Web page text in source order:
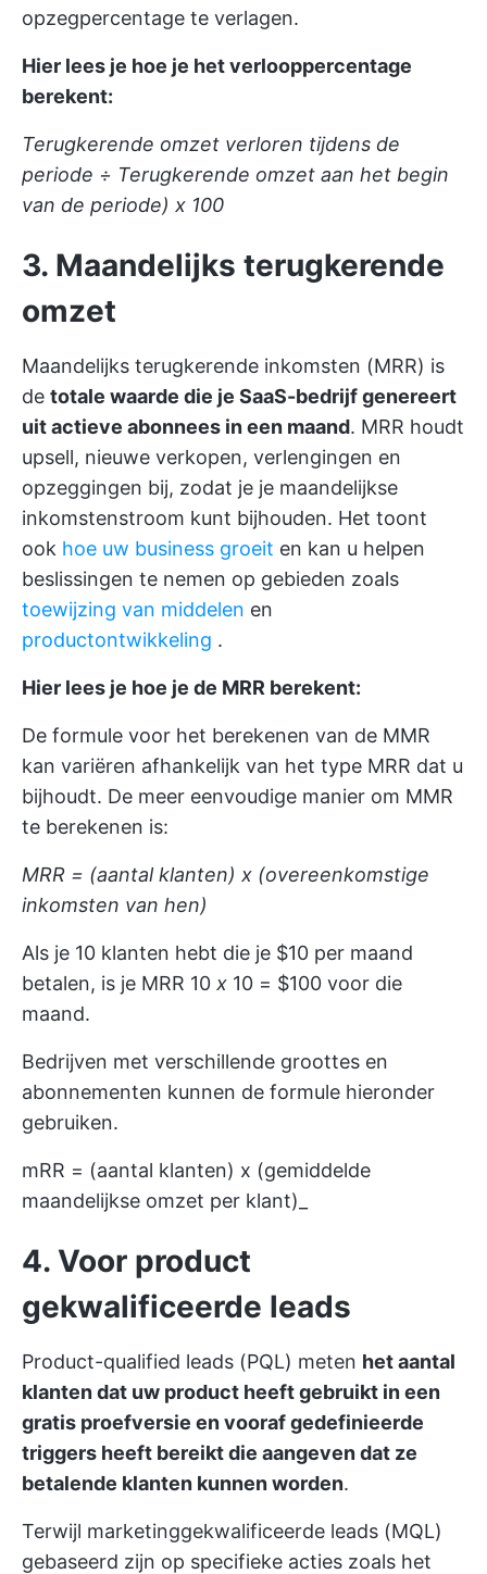
opzegpercentage te verlagen.
Hier lees je hoe je het verlooppercentage
berekent:
Terugkerende omzet verloren tijdens de
periode ÷ Terugkerende omzet aan het begin
van de periode) x 100
3. Maandelijks terugkerende
omzet
Maandelijks terugkerende inkomsten (MRR) is
de totale waarde die je SaaS-bedrijf genereert
uit actieve abonnees in een maand. MRR houdt
upsell, nieuwe verkopen, verlengingen en
opzeggingen bij, zodat je je maandelijkse
inkomstenstroom kunt bijhouden. Het toont
ook hoe uw business groeit en kan u helpen
beslissingen te nemen op gebieden zoals
toewijzing van middelen en
productontwikkeling .
Hier lees je hoe je de MRR berekent:
De formule voor het berekenen van de MMR
kan variëren afhankelijk van het type MRR dat u
bijhoudt. De meer eenvoudige manier om MMR
te berekenen is:
MRR = (aantal klanten) x (overeenkomstige
inkomsten van hen)
Als je 10 klanten hebt die je $10 per maand
betalen, is je MRR 10 x 10 = $100 voor die
maand.
Bedrijven met verschillende groottes en
abonnementen kunnen de formule hieronder
gebruiken.
mRR = (aantal klanten) x (gemiddelde
maandelijkse omzet per klant)_
4. Voor product
gekwalificeerde leads
Product-qualified leads (PQL) meten het aantal
klanten dat uw product heeft gebruikt in een
gratis proefversie en vooraf gedefinieerde
triggers heeft bereikt die aangeven dat ze
betalende klanten kunnen worden.
Terwijl marketinggekwalificeerde leads (MQL)
gebaseerd zijn op specifieke acties zoals het